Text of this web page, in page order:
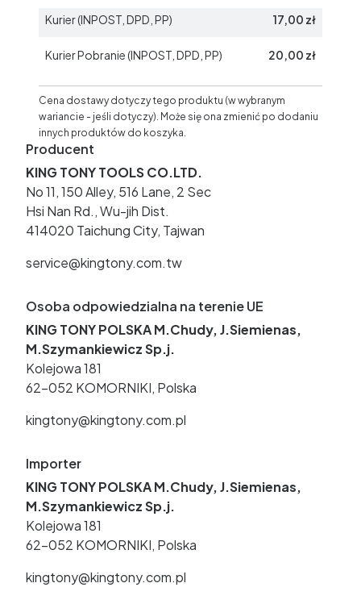
Kurier (INPOST, DPD, PP) 17,00 zł
Kurier Pobranie (INPOST, DPD, PP) 20,00 zł
Cena dostawy dotyczy tego produktu (w wybranym
wariancie - jeśli dotyczy). Może się ona zmienić po dodaniu
innych produktów do koszyka.
Producent
KING TONY TOOLS CO.LTD.
No 11, 150 Alley, 516 Lane, 2 Sec
Hsi Nan Rd., Wu-jih Dist.
414020 Taichung City, Tajwan
service@kingtony.com.tw
Osoba odpowiedzialna na terenie UE
KING TONY POLSKA M.Chudy, J.Siemienas,
M.Szymankiewicz Sp.j.
Kolejowa 181
62-052 KOMORNIKI, Polska
kingtony@kingtony.com.pl
Importer
KING TONY POLSKA M.Chudy, J.Siemienas,
M.Szymankiewicz Sp.j.
Kolejowa 181
62-052 KOMORNIKI, Polska
kingtony@kingtony.com.pl